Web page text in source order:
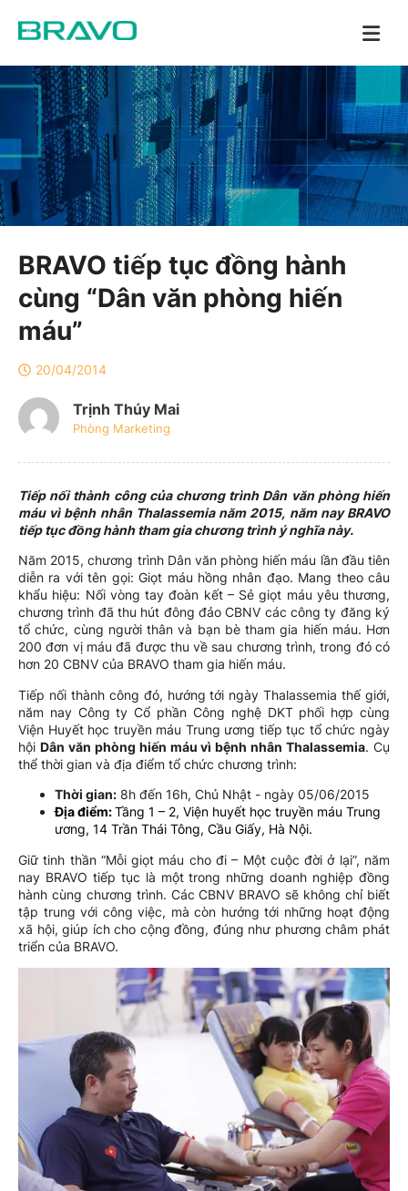
BRAVO tiếp tục đồng hành
cùng “Dân văn phòng hiến
máu”
20/04/2014
Trịnh Thúy Mai
Phòng Marketing
Tiếp nối thành công của chương trình Dân văn phòng hiến
máu vì bệnh nhân Thalassemia năm 2015, năm nay BRAVO
tiếp tục đồng hành tham gia chương trình ý nghĩa này.
Năm 2015, chương trình Dân văn phòng hiến máu lần đầu tiên
diễn ra với tên gọi: Giọt máu hồng nhân đạo. Mang theo câu
khẩu hiệu: Nối vòng tay đoàn kết – Sẻ giọt máu yêu thương,
chương trình đã thu hút đông đảo CBNV các công ty đăng ký
tổ chức, cùng người thân và bạn bè tham gia hiến máu. Hơn
200 đơn vị máu đã được thu về sau chương trình, trong đó có
hơn 20 CBNV của BRAVO tham gia hiến máu.
Tiếp nối thành công đó, hướng tới ngày Thalassemia thế giới,
năm nay Công ty Cổ phần Công nghệ DKT phối hợp cùng
Viện Huyết học truyền máu Trung ương tiếp tục tổ chức ngày
hội Dân văn phòng hiến máu vì bệnh nhân Thalassemia. Cụ
thể thời gian và địa điểm tổ chức chương trình:
Thời gian: 8h đến 16h, Chủ Nhật - ngày 05/06/2015
Địa điểm:Tầng 1 – 2, Viện huyết học truyền máu Trung
ương, 14 Trần Thái Tông, Cầu Giấy, Hà Nội.
Giữ tinh thần “Mỗi giọt máu cho đi – Một cuộc đời ở lại”, năm
nay BRAVO tiếp tục là một trong những doanh nghiệp đồng
hành cùng chương trình. Các CBNV BRAVO sẽ không chỉ biết
tập trung với công việc, mà còn hướng tới những hoạt động
xã hội, giúp ích cho cộng đồng, đúng như phương châm phát
triển của BRAVO.